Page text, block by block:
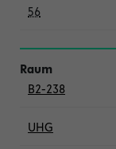
56
B2-238
UHG